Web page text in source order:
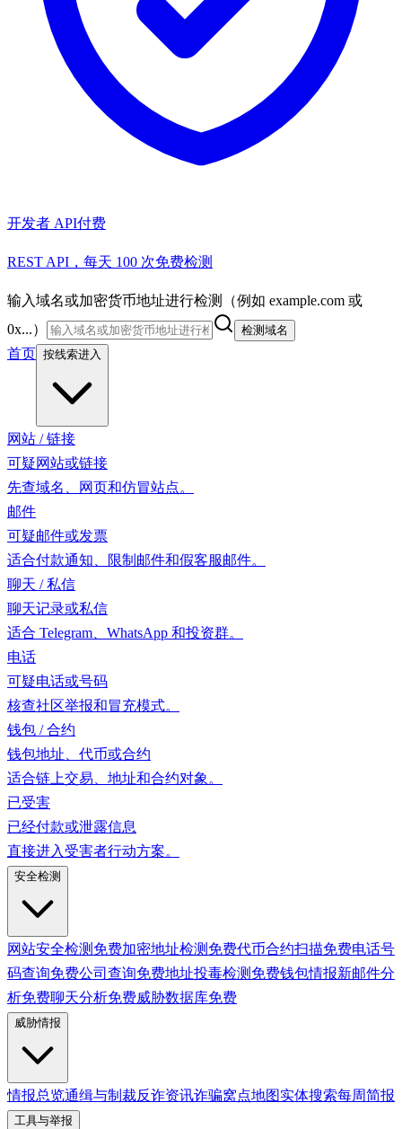
开发者 API付费
REST API，每天 100 次免费检测
输入域名或加密货币地址进行检测（例如 example.com 或
0x...）
检测域名
首页 按线索进入
网站 / 链接
可疑网站或链接
先查域名、网页和仿冒站点。
邮件
可疑邮件或发票
适合付款通知、限制邮件和假客服邮件。
聊天 / 私信
聊天记录或私信
适合 Telegram、WhatsApp 和投资群。
电话
可疑电话或号码
核查社区举报和冒充模式。
钱包 / 合约
钱包地址、代币或合约
适合链上交易、地址和合约对象。
已受害
已经付款或泄露信息
直接进入受害者行动方案。
安全检测
网站安全检测 免费加密地址检测 免费代币合约扫描免费电话号
码查询免费公司查询免费地址投毒检测 免费钱包情报新邮件分
析免费聊天分析免费威胁数据库免费
威胁情报
情报总览通缉与制裁反诈资讯诈骗窝点地图实体搜索每周简报
工具与举报